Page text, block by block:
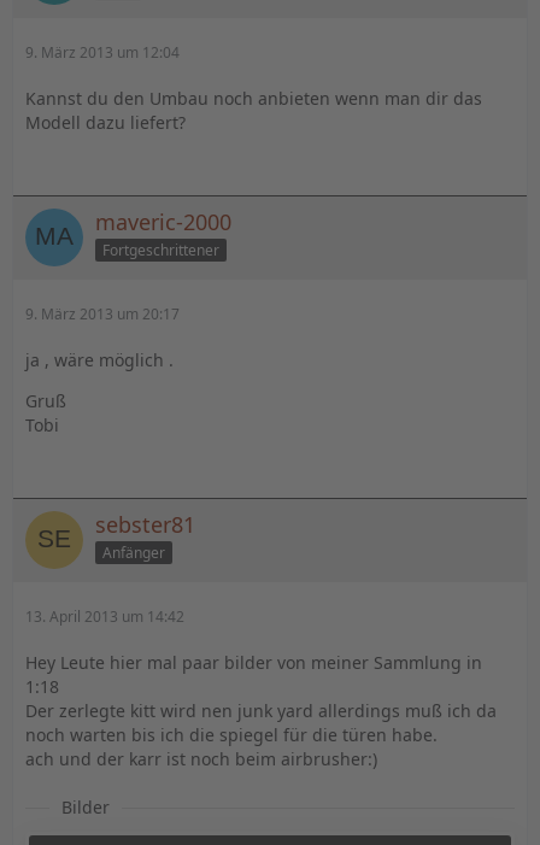
9. März 2013 um 12:04
Kannst du den Umbau noch anbieten wenn man dir das
Modell dazu liefert?
maveric-2000
Fortgeschrittener
9. März 2013 um 20:17
ja , wäre möglich .
Gruß
Tobi
sebster81
Anfänger
13. April 2013 um 14:42
Hey Leute hier mal paar bilder von meiner Sammlung in
1:18
Der zerlegte kitt wird nen junk yard allerdings muß ich da
noch warten bis ich die spiegel für die türen habe.
ach und der karr ist noch beim airbrusher:)
Bilder